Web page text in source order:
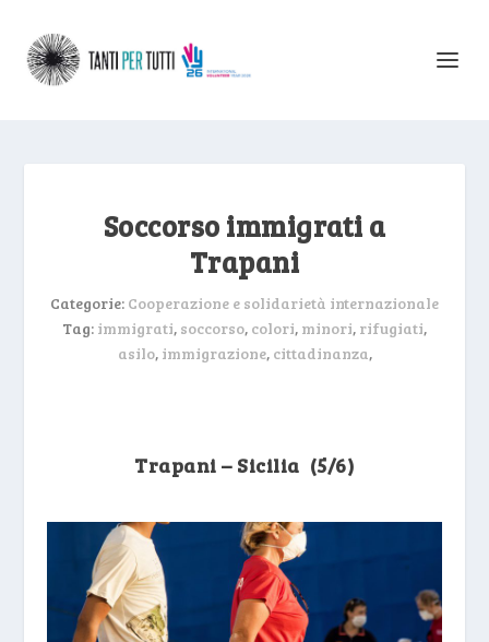
Soccorso immigrati a
Trapani
Categorie: Cooperazione e solidarietà internazionale
Tag: immigrati, soccorso, colori, minori, rifugiati,
asilo, immigrazione, cittadinanza,
Trapani – Sicilia (5/6)